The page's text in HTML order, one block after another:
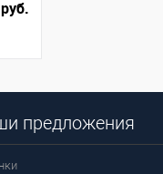
предложения